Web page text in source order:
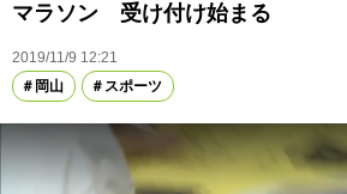
マラソン 受け付け始まる
2019/11/9 12:21
岡山
スポーツ